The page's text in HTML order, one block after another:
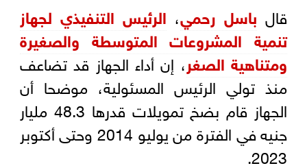
قال باسل رحمي، الرئيس التنفيذي لجهاز
تنمية المشروعات المتوسطة والصغيرة
ومتناهية الصغر، إن أداء الجهاز قد تضاعف
منذ تولي الرئيس المسئولية، موضحا أن
الجهاز قام بضخ تمويلات قدرها 48.3 مليار
جنيه في الفترة من يوليو 2014 وحتى أكتوبر
2023.